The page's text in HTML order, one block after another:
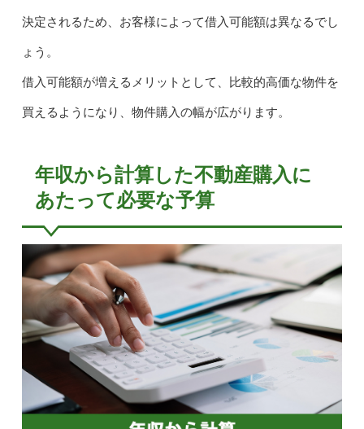
決定されるため、お客様によって借入可能額は異なるでし
ょう。
借入可能額が増えるメリットとして、比較的高価な物件を
買えるようになり、物件購入の幅が広がります。
年収から計算した不動産購入に
あたって必要な予算